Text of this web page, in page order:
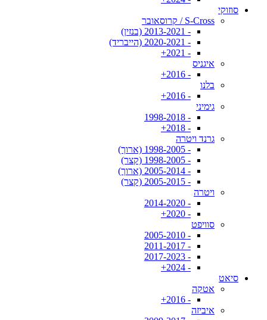
סוזוקי
S-Cross / קרוסאובר
- 2013-2021 (בנזין)
- 2020-2021 (הייבריד)
- 2021+
איגניס
- 2016+
בלנו
- 2016+
גימיני
- 1998-2018
- 2018+
גרנד ויטרה
- 1998-2005 (ארוך)
- 1998-2005 (קצר)
- 2005-2014 (ארוך)
- 2005-2015 (קצר)
ויטרה
- 2014-2020
- 2020+
סוויפט
- 2005-2010
- 2011-2017
- 2017-2023
- 2024+
סיאט
אטקה
- 2016+
איביזה